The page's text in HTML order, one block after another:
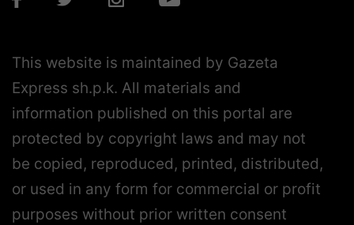
This website is maintained by Gazeta
Express sh.p.k. All materials and
information published on this portal are
protected by copyright laws and may not
be copied, reproduced, printed, distributed,
or used in any form for commercial or profit
purposes without prior written consent